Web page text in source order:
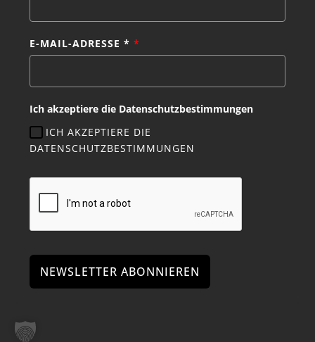
E-MAIL-ADRESSE * *
Ich akzeptiere die Datenschutzbestimmungen
ICH AKZEPTIERE DIE
DATENSCHUTZBESTIMMUNGEN
NEWSLETTER ABONNIEREN